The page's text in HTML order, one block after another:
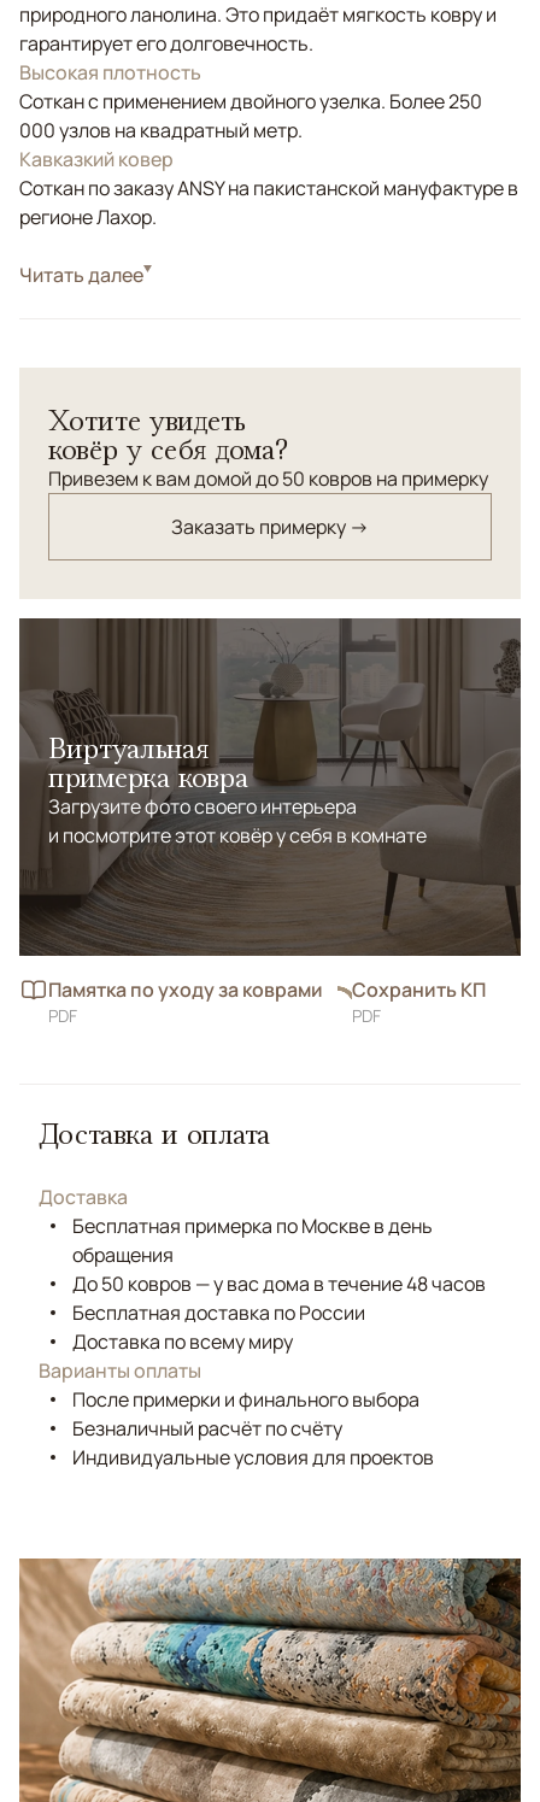
природного ланолина. Это придаёт мягкость ковру и
гарантирует его долговечность.
Высокая плотность
Соткан с применением двойного узелка. Более 250
000 узлов на квадратный метр.
Кавказкий ковер
Соткан по заказу ANSY на пакистанской мануфактуре в
регионе Лахор.
СтильКлассические
Читать далее
Хотите увидеть
ковёр у себя дома?
Привезем к вам домой до 50 ковров на примерку
Заказать примерку →
Виртуальная
примерка ковра
Загрузите фото своего интерьера
и посмотрите этот ковёр у себя в комнате
Памятка по уходу за коврами
PDF
Сохранить КП
PDF
Доставка и оплата
Доставка
Бесплатная примерка по Москве в день
обращения
До 50 ковров — у вас дома в течение 48 часов
Бесплатная доставка по России
Доставка по всему миру
Варианты оплаты
После примерки и финального выбора
Безналичный расчёт по счёту
Индивидуальные условия для проектов